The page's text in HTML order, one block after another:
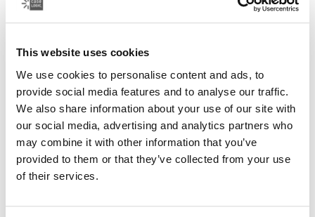
This website uses cookies
We use cookies to personalise content and ads, to
provide social media features and to analyse our traffic.
We also share information about your use of our site with
our social media, advertising and analytics partners who
may combine it with other information that you’ve
provided to them or that they’ve collected from your use
of their services.
Color
Case Logic Reflect 13" MacBook® Sleeve Púrpura concentrado
Case Logic Reflect 13" MacBook® Sleeve Rojo tenue
Case Logic Reflect 13" MacBook® Sleeve Negro
espuma con memoria que brinda protección de primer